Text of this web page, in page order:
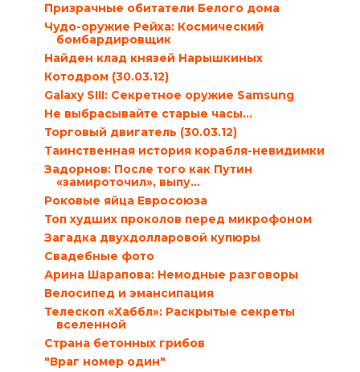
Призрачные обитатели Белого дома
Чудо-оружие Рейха: Космический
бомбардировщик
Найден клад князей Нарышкиных
Котодром (30.03.12)
Galaxy SIII: Секретное оружие Samsung
Не выбрасывайте старые часы…
Торговый двигатель (30.03.12)
Таинственная история корабля-невидимки
Задорнов: После того как Путин
«замироточил», выпу...
Роковые яйца Евросоюза
Топ худших проколов перед микрофоном
Загадка двухдолларовой купюры
Свадебные фото
Арина Шарапова: Немодные разговоры
Велосипед и эмансипация
Телескоп «Хаббл»: Раскрытые секреты
вселенной
Страна бетонных грибов
"Враг номер один"